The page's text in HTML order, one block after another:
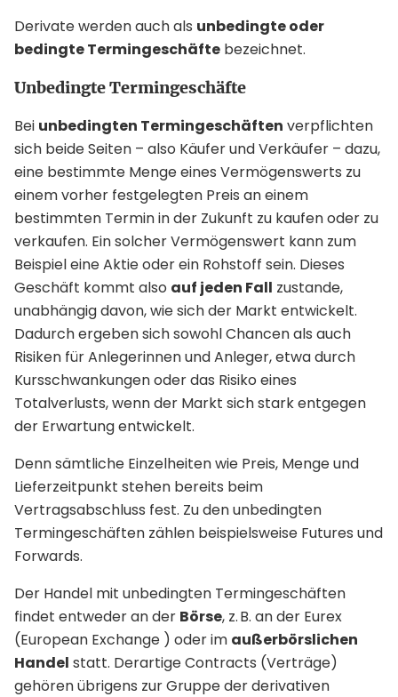
Derivate werden auch als unbedingte oder
bedingte Termingeschäfte bezeichnet.
Unbedingte Termingeschäfte
Bei unbedingten Termingeschäften verpflichten
sich beide Seiten – also Käufer und Verkäufer – dazu,
eine bestimmte Menge eines Vermögenswerts zu
einem vorher festgelegten Preis an einem
bestimmten Termin in der Zukunft zu kaufen oder zu
verkaufen. Ein solcher Vermögenswert kann zum
Beispiel eine Aktie oder ein Rohstoff sein. Dieses
Geschäft kommt also auf jeden Fall zustande,
unabhängig davon, wie sich der Markt entwickelt.
Dadurch ergeben sich sowohl Chancen als auch
Risiken für Anlegerinnen und Anleger, etwa durch
Kursschwankungen oder das Risiko eines
Totalverlusts, wenn der Markt sich stark entgegen
der Erwartung entwickelt.
Denn sämtliche Einzelheiten wie Preis, Menge und
Lieferzeitpunkt stehen bereits beim
Vertragsabschluss fest. Zu den unbedingten
Termingeschäften zählen beispielsweise Futures und
Forwards.
Der Handel mit unbedingten Termingeschäften
findet entweder an der Börse, z. B. an der Eurex
(European Exchange ) oder im außerbörslichen
Handel statt. Derartige Contracts (Verträge)
gehören übrigens zur Gruppe der derivativen